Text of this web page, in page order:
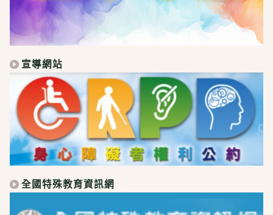
宣導網站
全國特殊教育資訊網